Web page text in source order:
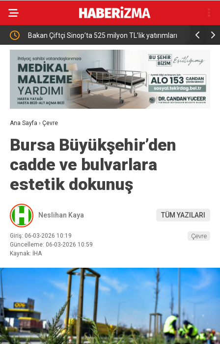
Bakan Çiftçi Sinop’ta 525 milyon TL’lik yatırımları
açtı: “Devlet vatandaşına daha hızlı ulaşacak”
Ana Sayfa › Çevre
Bursa Büyükşehir’den
cadde ve bulvarlara
estetik dokunuş
Neslihan Kaya TÜM YAZILARI
Giriş: 06-03-2026 10:19
Güncelleme: 06-03-2026 10:59
Kaynak: İHA
Çevre